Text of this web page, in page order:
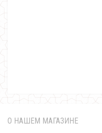
О НАШЕМ МАГАЗИНЕ